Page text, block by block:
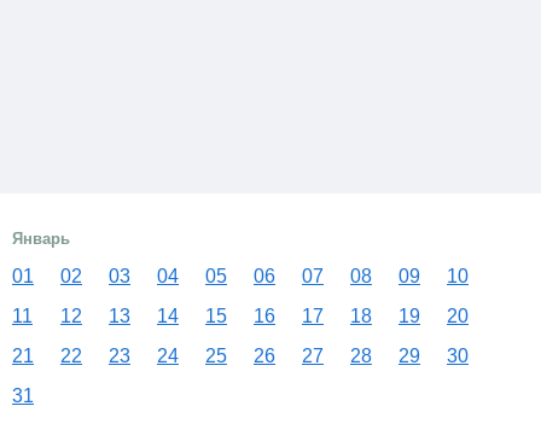
Январь
01 02 03 04 05 06 07 08 09
10
11
12 13 14 15 16 17 18 19
20
21
22 23 24 25 26 27 28 29
30
31